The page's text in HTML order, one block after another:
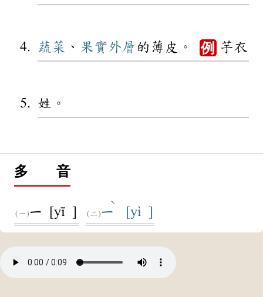
蔬菜 、 果實 外層 的薄皮。 例 芋衣
姓。
多 音
ㄧ [yī ] ㄧ
ˋ
[yì ]